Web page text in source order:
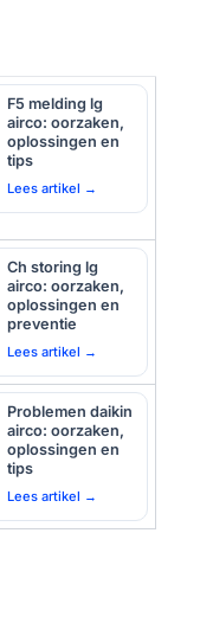
F5 melding lg
airco: oorzaken,
oplossingen en
tips
Lees artikel →
Ch storing lg
airco: oorzaken,
oplossingen en
preventie
Lees artikel →
Problemen daikin
airco: oorzaken,
oplossingen en
tips
Lees artikel →